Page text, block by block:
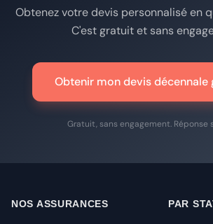
Obtenez votre devis personnalisé en
C'est gratuit et sans
Obtenir mon devis décennale
Gratuit, sans engagement. Réponse
NOS ASSURANCES PAR